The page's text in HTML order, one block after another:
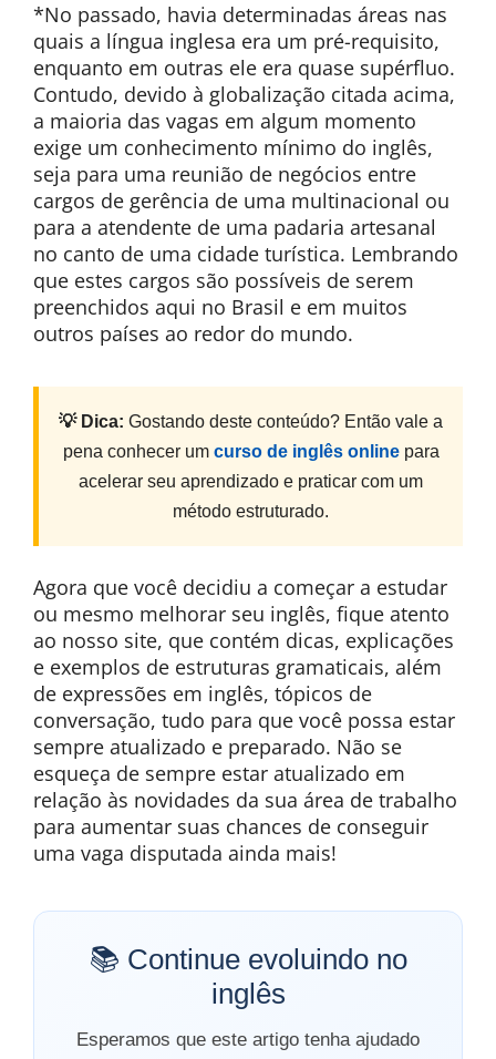
*No passado, havia determinadas áreas nas
quais a língua inglesa era um pré-requisito,
enquanto em outras ele era quase supérfluo.
Contudo, devido à globalização citada acima,
a maioria das vagas em algum momento
exige um conhecimento mínimo do inglês,
seja para uma reunião de negócios entre
cargos de gerência de uma multinacional ou
para a atendente de uma padaria artesanal
no canto de uma cidade turística. Lembrando
que estes cargos são possíveis de serem
preenchidos aqui no Brasil e em muitos
outros países ao redor do mundo.
💡 Dica: Gostando deste conteúdo? Então vale a
pena conhecer um curso de inglês onlinepara
acelerar seu aprendizado e praticar com um
método estruturado.
Agora que você decidiu a começar a estudar
ou mesmo melhorar seu inglês, fique atento
ao nosso site, que contém dicas, explicações
e exemplos de estruturas gramaticais, além
de expressões em inglês, tópicos de
conversação, tudo para que você possa estar
sempre atualizado e preparado. Não se
esqueça de sempre estar atualizado em
relação às novidades da sua área de trabalho
para aumentar suas chances de conseguir
uma vaga disputada ainda mais!
📚 Continue evoluindo no
inglês
Esperamos que este artigo tenha ajudado